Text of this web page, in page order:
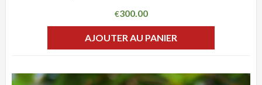
€300.00
AJOUTER AU PANIER